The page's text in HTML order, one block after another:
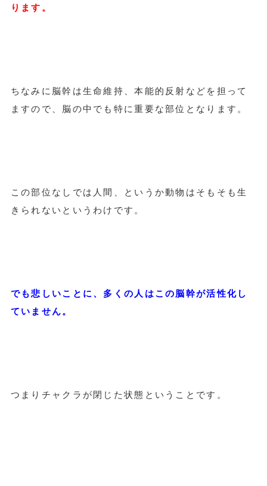
ります。
ちなみに脳幹は生命維持、本能的反射などを担って
ますので、脳の中でも特に重要な部位となります。
この部位なしでは人間、というか動物はそもそも生
きられないというわけです。
でも悲しいことに、多くの人はこの脳幹が活性化し
ていません。
つまりチャクラが閉じた状態ということです。